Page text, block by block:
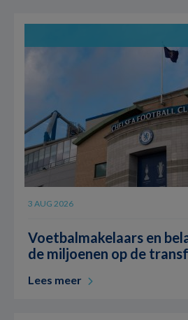
3 AUG 2026
Voetbalmakelaars en
de miljoenen op de
Lees meer